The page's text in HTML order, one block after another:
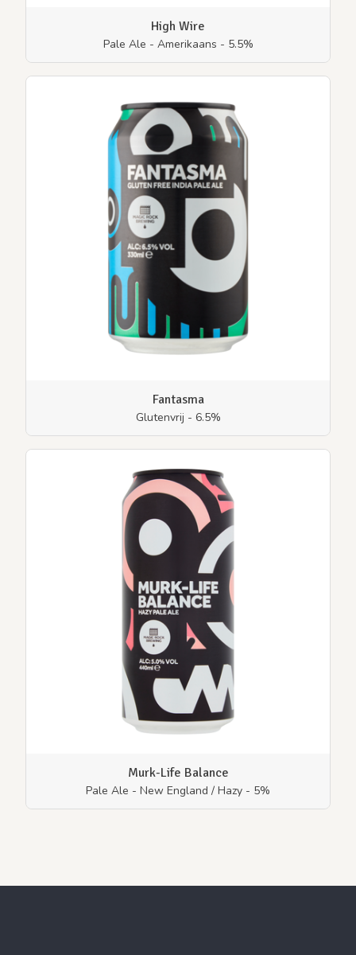
High Wire
Pale Ale - Amerikaans - 5.5%
Fantasma
Glutenvrij - 6.5%
Murk-Life Balance
Pale Ale - New England / Hazy - 5%